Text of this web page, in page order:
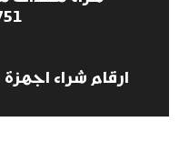
ارقام شراء اجهزة